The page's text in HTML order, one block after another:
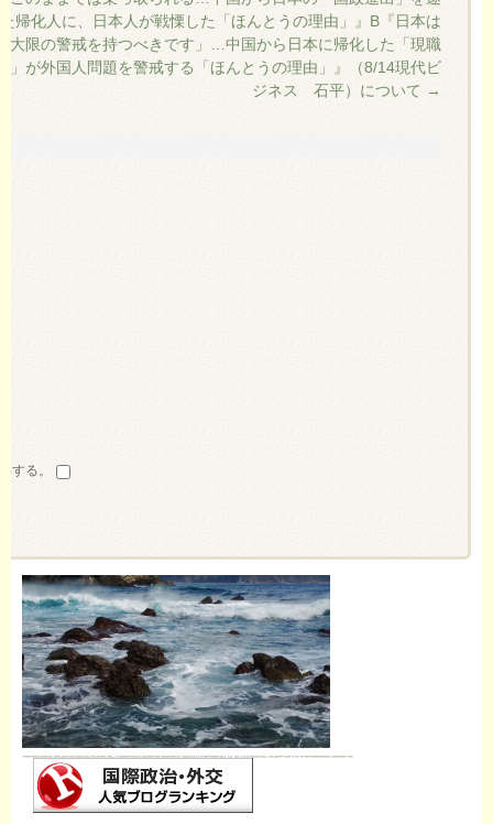
帰化人に、日本人が戦慄した「ほんとうの理由」』B『日本は
大限の警戒を持つべきです」…中国から日本に帰化した「現職
」が外国人問題を警戒する「ほんとうの理由」』（8/14現代ビ
ジネス 石平）について →
する。